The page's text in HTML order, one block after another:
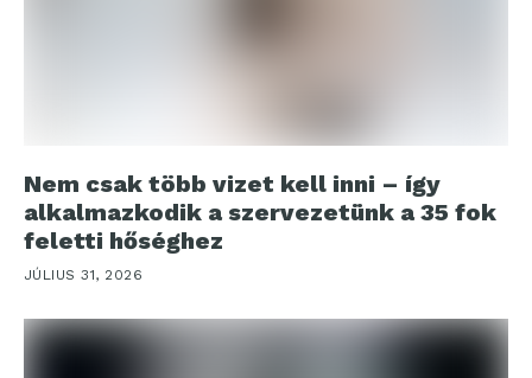
Nem csak több vizet kell inni – így
alkalmazkodik a szervezetünk a 35 fok
feletti hőséghez
JÚLIUS 31, 2026